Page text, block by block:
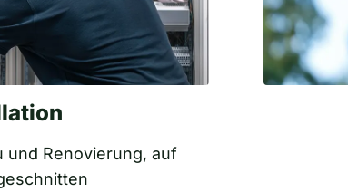
und Renovierung, auf